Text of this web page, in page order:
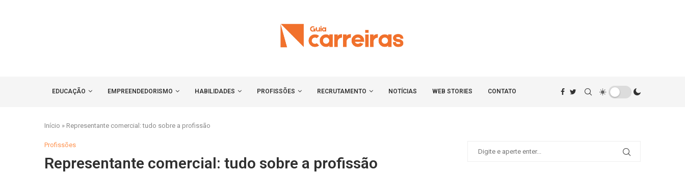
EDUCAÇÃO EMPREENDEDORISMO HABILIDADES PROFISSÕES RECRUTAMENTO NOTÍCIAS WEB STORIES CONTATO
Início » Representante comercial: tudo sobre a profissão
Profissões
Representante comercial: tudo sobre a profissão